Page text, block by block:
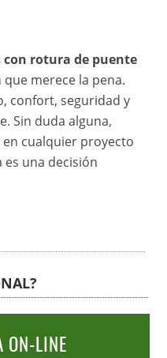
rotura de puente
merece la pena.
confort, seguridad y
Sin duda alguna,
cualquier proyecto
una decisión
ON-LINE